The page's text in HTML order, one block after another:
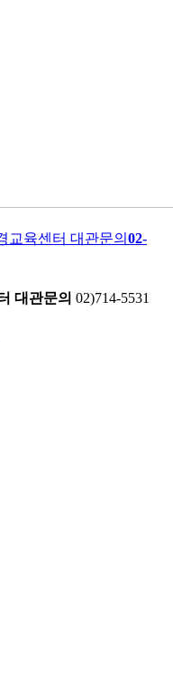
교육센터 대관문의 02-
대관문의 02)714-5531